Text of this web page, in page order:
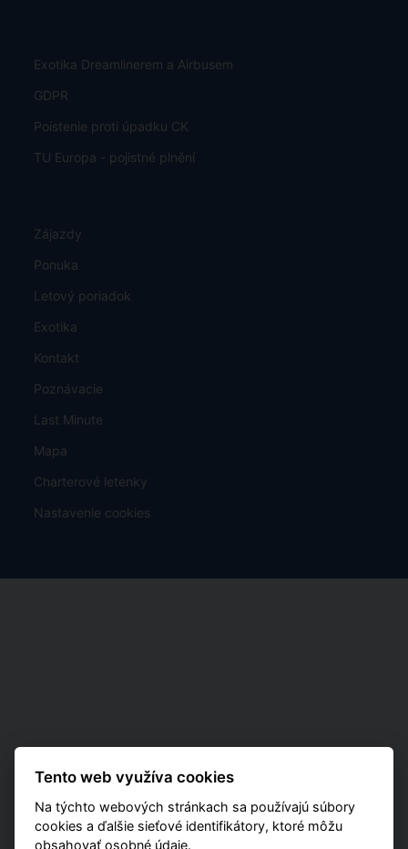
Exotika Dreamlinerem a Airbusem
GDPR
Poistenie proti úpadku CK
TU Europa - pojistné plnění
Zájazdy
Ponuka
Letový poriadok
Exotika
Kontakt
Poznávacie
Last Minute
Mapa
Charterové letenky
Nastavenie cookies
Tento web využíva cookies
Na týchto webových stránkach sa používajú súbory
cookies a ďalšie sieťové identifikátory, ktoré môžu
obsahovať osobné údaje.